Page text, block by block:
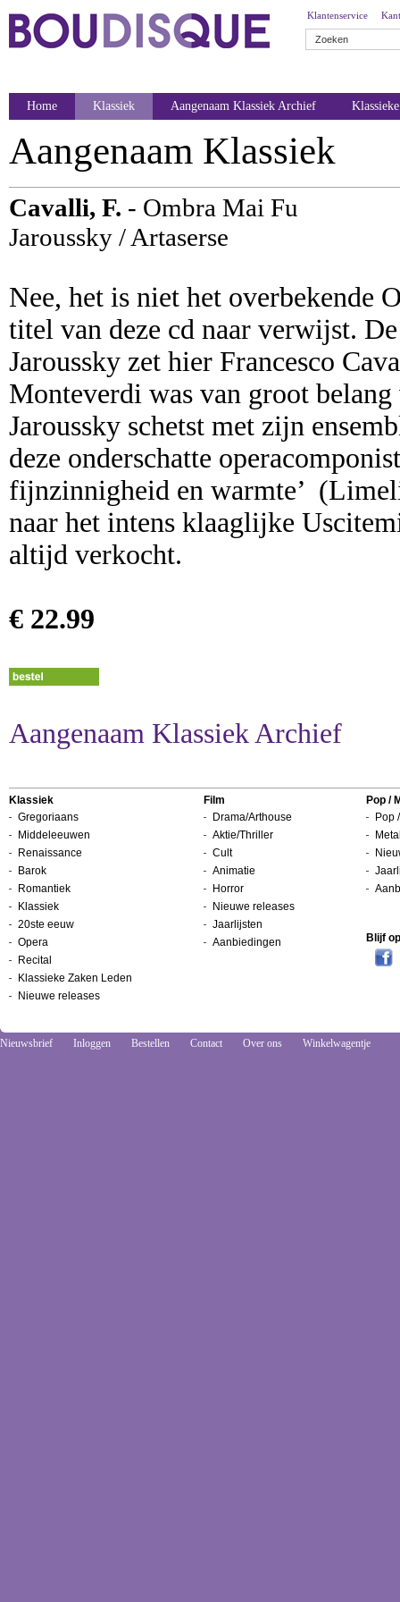
Klantenservice
Home Klassiek Aangenaam Klassiek Archief
Aangenaam Klassiek
Cavalli, F. - Ombra Mai Fu
Jaroussky / Artaserse
Nee, het is niet het overbekende
titel van deze cd naar verwijst.
Jaroussky zet hier Francesco
Monteverdi was van groot
Jaroussky schetst met zijn
deze onderschatte
fijnzinnigheid en warmte’
naar het intens klaaglijke
altijd verkocht.
€ 22.99
Aangenaam Klassiek Archief
Klassiek
Gregoriaans
Middeleeuwen
Renaissance
Barok
Romantiek
Klassiek
20ste eeuw
Opera
Recital
Klassieke Zaken Leden
Nieuwe releases
Film
Drama/Arthouse
Aktie/Thriller
Cult
Animatie
Horror
Nieuwe releases
Jaarlijsten
Aanbiedingen
Pop /
Pop
Blijf
Nieuwsbrief Inloggen Bestellen Contact Over ons Winkelwagentje